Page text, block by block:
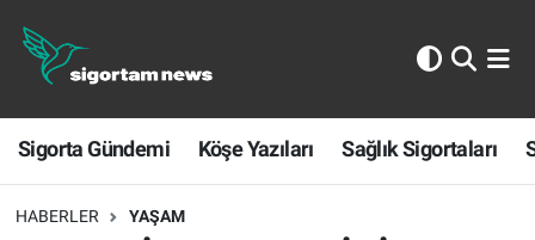
Sigorta Gündemi Köşe Yazıları Sağlık Sigortaları
HABERLER YAŞAM
Sigorta Gündemi
Köşe Yazıları
Sağlık Sigortaları